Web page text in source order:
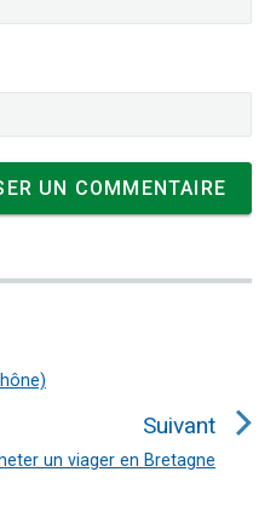
Suivant
Article
un viager en Bretagne